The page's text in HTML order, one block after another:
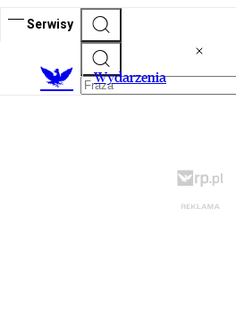
Serwisy
Wydarzenia